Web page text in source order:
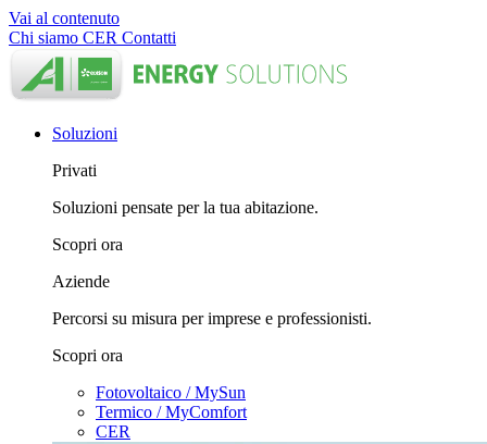
Vai al contenuto
Chi siamo CER Contatti
Soluzioni
Privati
Soluzioni pensate per la tua abitazione.
Scopri ora
Aziende
Percorsi su misura per imprese e professionisti.
Scopri ora
Fotovoltaico / MySun
Termico / MyComfort
CER